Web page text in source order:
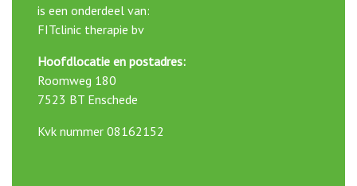
is een onderdeel van:
FITclinic therapie bv
Hoofdlocatie en postadres:
Roomweg 180
7523 BT Enschede
Kvk nummer 08162152